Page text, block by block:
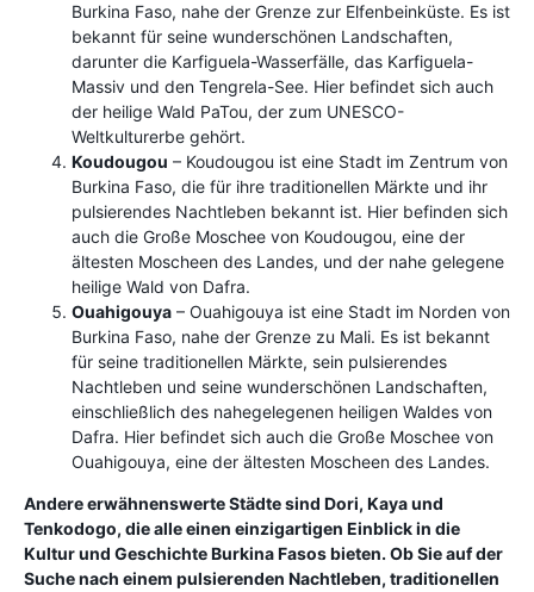
Burkina Faso, nahe der Grenze zur Elfenbeinküste. Es ist
bekannt für seine wunderschönen Landschaften,
darunter die Karfiguela-Wasserfälle, das Karfiguela-
Massiv und den Tengrela-See. Hier befindet sich auch
der heilige Wald PaTou, der zum UNESCO-
Weltkulturerbe gehört.
Koudougou – Koudougou ist eine Stadt im Zentrum von
Burkina Faso, die für ihre traditionellen Märkte und ihr
pulsierendes Nachtleben bekannt ist. Hier befinden sich
auch die Große Moschee von Koudougou, eine der
ältesten Moscheen des Landes, und der nahe gelegene
heilige Wald von Dafra.
Ouahigouya – Ouahigouya ist eine Stadt im Norden von
Burkina Faso, nahe der Grenze zu Mali. Es ist bekannt
für seine traditionellen Märkte, sein pulsierendes
Nachtleben und seine wunderschönen Landschaften,
einschließlich des nahegelegenen heiligen Waldes von
Dafra. Hier befindet sich auch die Große Moschee von
Ouahigouya, eine der ältesten Moscheen des Landes.
Andere erwähnenswerte Städte sind Dori, Kaya und
Tenkodogo, die alle einen einzigartigen Einblick in die
Kultur und Geschichte Burkina Fasos bieten. Ob Sie auf der
Suche nach einem pulsierenden Nachtleben, traditionellen